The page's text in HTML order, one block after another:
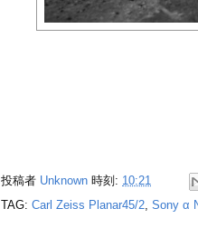
投稿者 Unknown 時刻: 10:21
TAG: Carl Zeiss Planar45/2, Sony α